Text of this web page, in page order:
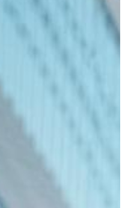
דיני משפחה